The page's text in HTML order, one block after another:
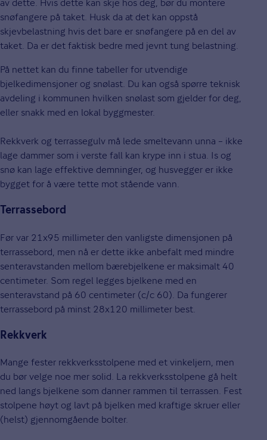
av dette. Hvis dette kan skje hos deg, bør du montere
snøfangere på taket. Husk da at det kan oppstå
skjevbelastning hvis det bare er snøfangere på en del av
taket. Da er det faktisk bedre med jevnt tung belastning.
På nettet kan du finne tabeller for utvendige
bjelkedimensjoner og snølast. Du kan også spørre teknisk
avdeling i kommunen hvilken snølast som gjelder for deg,
eller snakk med en lokal byggmester.
Rekkverk og terrassegulv må lede smeltevann unna – ikke
lage dammer som i verste fall kan krype inn i stua. Is og
snø kan lage effektive demninger, og husvegger er ikke
bygget for å være tette mot stående vann.
Terrassebord
Før var 21x95 millimeter den vanligste dimensjonen på
terrassebord, men nå er dette ikke anbefalt med mindre
senteravstanden mellom bærebjelkene er maksimalt 40
centimeter. Som regel legges bjelkene med en
senteravstand på 60 centimeter (c/c 60). Da fungerer
terrassebord på minst 28x120 millimeter best.
Rekkverk
Mange fester rekkverksstolpene med et vinkeljern, men
du bør velge noe mer solid. La rekkverksstolpene gå helt
ned langs bjelkene som danner rammen til terrassen. Fest
stolpene høyt og lavt på bjelken med kraftige skruer eller
(helst) gjennomgående bolter.